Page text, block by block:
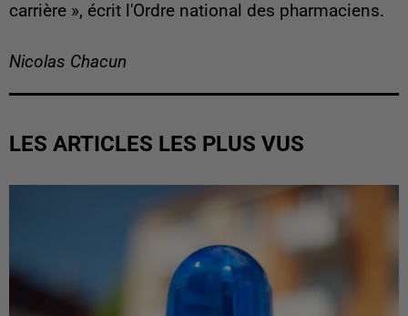
carrière », écrit l'Ordre national des pharmaciens.
Nicolas Chacun
LES ARTICLES LES PLUS VUS